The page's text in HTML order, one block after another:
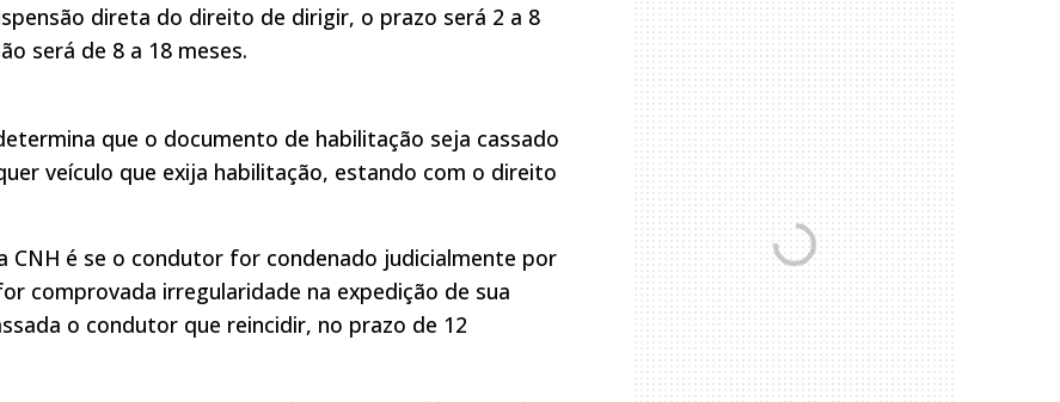
direta do direito de dirigir, o prazo será 2 a 8
será de 8 a 18 meses.
que o documento de habilitação seja cassado
veículo que exija habilitação, estando com o direito
CNH é se o condutor for condenado judicialmente por
comprovada irregularidade na expedição de sua
o condutor que reincidir, no prazo de 12